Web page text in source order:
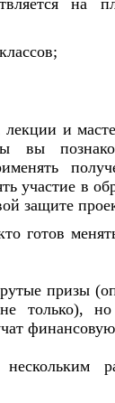
и
вы
участие в
защите
готов
призы
только),